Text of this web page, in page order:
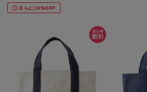
さらに10%OFF